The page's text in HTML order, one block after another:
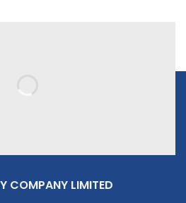
COMPANY LIMITED